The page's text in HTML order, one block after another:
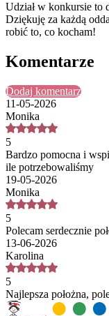
Udział w konkursie to
Dziękuję za każdą
robić to, co kocham!
Komentarze
Dodaj komentarz
11-05-2026
Monika
5
Bardzo pomocna i
ile potrzebowaliśmy
19-05-2026
Monika
5
Polecam serdecznie
13-06-2026
Karolina
5
Najlepsza położna,